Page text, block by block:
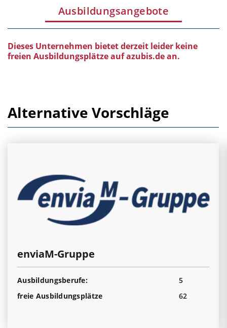
Ausbildungsangebote
Dieses Unternehmen bietet derzeit leider keine
freien Ausbildungsplätze auf azubis.de an.
Alternative Vorschläge
enviaM-Gruppe
Ausbildungsberufe:
5
freie Ausbildungsplätze
62